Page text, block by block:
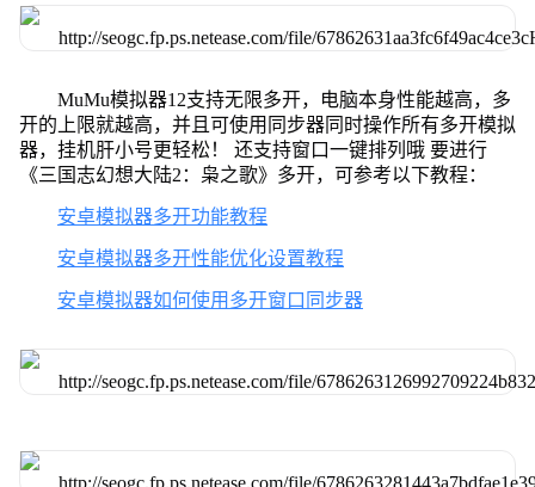
MuMu模拟器12支持无限多开，电脑本身性能越高，多
开的上限就越高，并且可使用同步器同时操作所有多开模拟
器，挂机肝小号更轻松！ 还支持窗口一键排列哦 要进行
《三国志幻想大陆2：枭之歌》多开，可参考以下教程：
安卓模拟器多开功能教程
安卓模拟器多开性能优化设置教程
安卓模拟器如何使用多开窗口同步器